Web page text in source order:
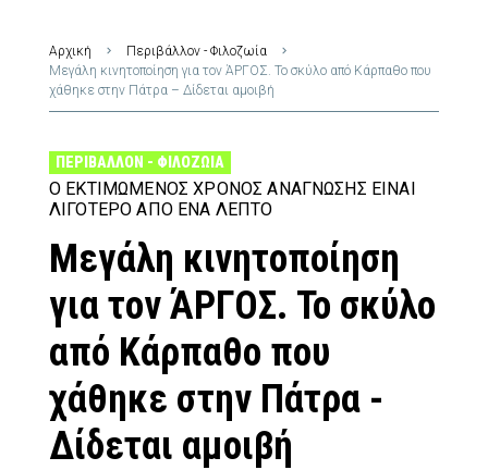
Αρχική
Περιβάλλον - Φιλοζωία
Μεγάλη κινητοποίηση για τον ΆΡΓΟΣ. Το σκύλο από Κάρπαθο που
χάθηκε στην Πάτρα – Δίδεται αμοιβή
ΠΕΡΙΒΆΛΛΟΝ - ΦΙΛΟΖΩΊΑ
Ο ΕΚΤΙΜΏΜΕΝΟΣ ΧΡΌΝΟΣ ΑΝΆΓΝΩΣΗΣ ΕΊΝΑΙ
ΛΙΓΌΤΕΡΟ ΑΠΌ ΈΝΑ ΛΕΠΤΌ
Μεγάλη κινητοποίηση
για τον ΆΡΓΟΣ. Το σκύλο
από Κάρπαθο που
χάθηκε στην Πάτρα -
Δίδεται αμοιβή